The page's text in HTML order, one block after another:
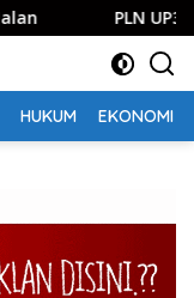
PLN UP3 Palu
HUKUM EKONOMI